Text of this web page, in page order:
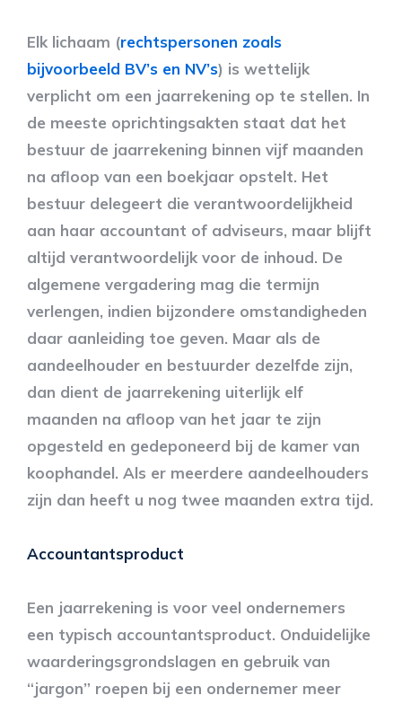
Elk lichaam (rechtspersonen zoals
bijvoorbeeld BV’s en NV’s) is wettelijk
verplicht om een jaarrekening op te stellen. In
de meeste oprichtingsakten staat dat het
bestuur de jaarrekening binnen vijf maanden
na afloop van een boekjaar opstelt. Het
bestuur delegeert die verantwoordelijkheid
aan haar accountant of adviseurs, maar blijft
altijd verantwoordelijk voor de inhoud. De
algemene vergadering mag die termijn
verlengen, indien bijzondere omstandigheden
daar aanleiding toe geven. Maar als de
aandeelhouder en bestuurder dezelfde zijn,
dan dient de jaarrekening uiterlijk elf
maanden na afloop van het jaar te zijn
opgesteld en gedeponeerd bij de kamer van
koophandel. Als er meerdere aandeelhouders
zijn dan heeft u nog twee maanden extra tijd.
Accountantsproduct
Een jaarrekening is voor veel ondernemers
een typisch accountantsproduct. Onduidelijke
waarderingsgrondslagen en gebruik van
“jargon” roepen bij een ondernemer meer